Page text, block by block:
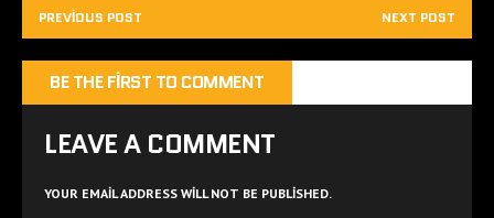
PREVIOUS POST NEXT POST
BE THE FIRST TO COMMENT
LEAVE A COMMENT
YOUR EMAIL ADDRESS WILL NOT BE PUBLISHED.